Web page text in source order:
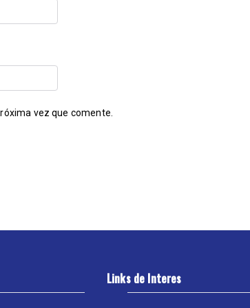
vez que comente.
Links de Interes